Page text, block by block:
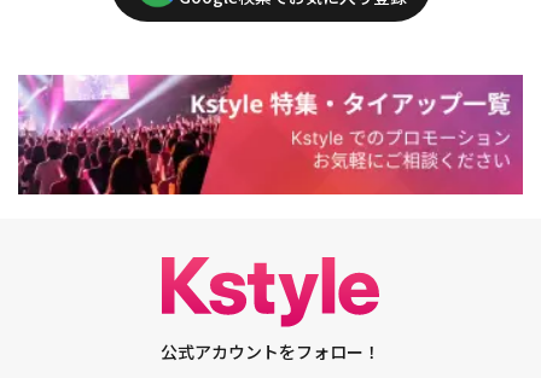
公式アカウントをフォロー！